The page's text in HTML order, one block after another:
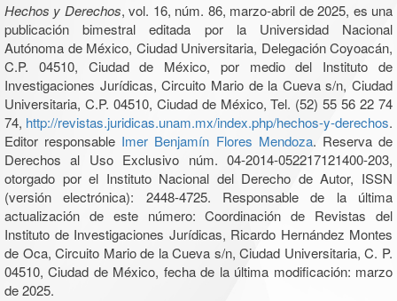
Hechos y Derechos, vol. 16, núm. 86, marzo-abril de 2025, es una
publicación bimestral editada por la Universidad Nacional
Autónoma de México, Ciudad Universitaria, Delegación Coyoacán,
C.P. 04510, Ciudad de México, por medio del Instituto de
Investigaciones Jurídicas, Circuito Mario de la Cueva s/n, Ciudad
Universitaria, C.P. 04510, Ciudad de México, Tel. (52) 55 56 22 74
74, http://revistas.juridicas.unam.mx/index.php/hechos-y-derechos.
Editor responsable Imer Benjamín Flores Mendoza. Reserva de
Derechos al Uso Exclusivo núm. 04-2014-052217121400-203,
otorgado por el Instituto Nacional del Derecho de Autor, ISSN
(versión electrónica): 2448-4725. Responsable de la última
actualización de este número: Coordinación de Revistas del
Instituto de Investigaciones Jurídicas, Ricardo Hernández Montes
de Oca, Circuito Mario de la Cueva s/n, Ciudad Universitaria, C. P.
04510, Ciudad de México, fecha de la última modificación: marzo
de 2025.